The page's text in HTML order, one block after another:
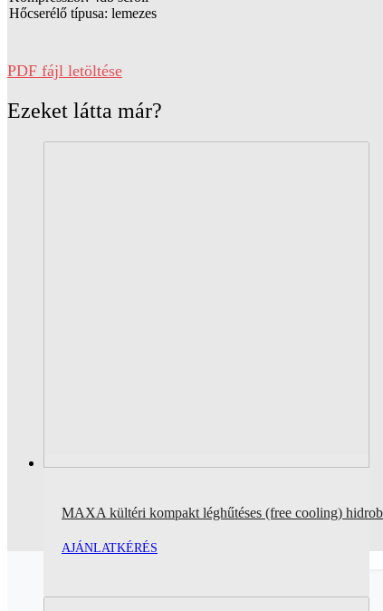
Hőcserélő típusa: lemezes
PDF fájl letöltése
Ezeket látta már?
MAXA kültéri kompakt léghűtéses (free cooling)
AJÁNLATKÉRÉS